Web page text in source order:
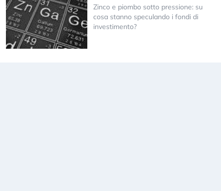
Zinco e piombo sotto pressione: su
cosa stanno speculando i fondi di
investimento?